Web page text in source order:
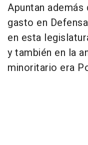
Apuntan
gasto en
en esta
y también en la
minoritario era